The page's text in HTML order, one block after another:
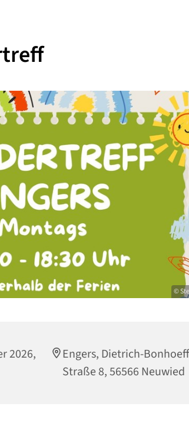
©
2026,
Engers, Dietrich-
Straße 8, 56566 Neuwied